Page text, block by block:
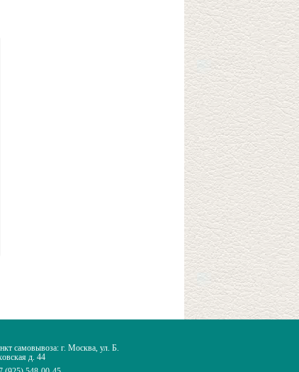
самовывоза: г. Москва, ул. Б.
д. 44